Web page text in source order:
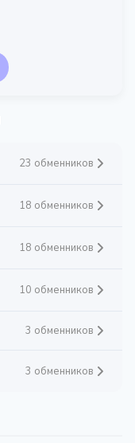
23 обменников
18 обменников
18 обменников
10 обменников
3 обменников
3 обменников